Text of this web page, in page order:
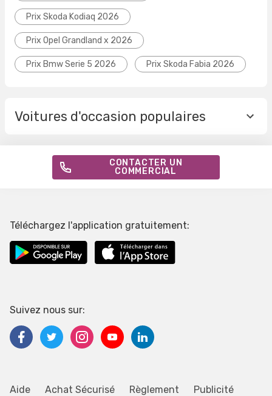
Prix Skoda Kodiaq 2026
Prix Opel Grandland x 2026
Prix Bmw Serie 5 2026 Prix Skoda Fabia 2026
Voitures d'occasion populaires
CONTACTER UN
COMMERCIAL
Aide Achat Sécurisé Règlement Publicité
Téléchargez l'application gratuitement:
Suivez nous sur: